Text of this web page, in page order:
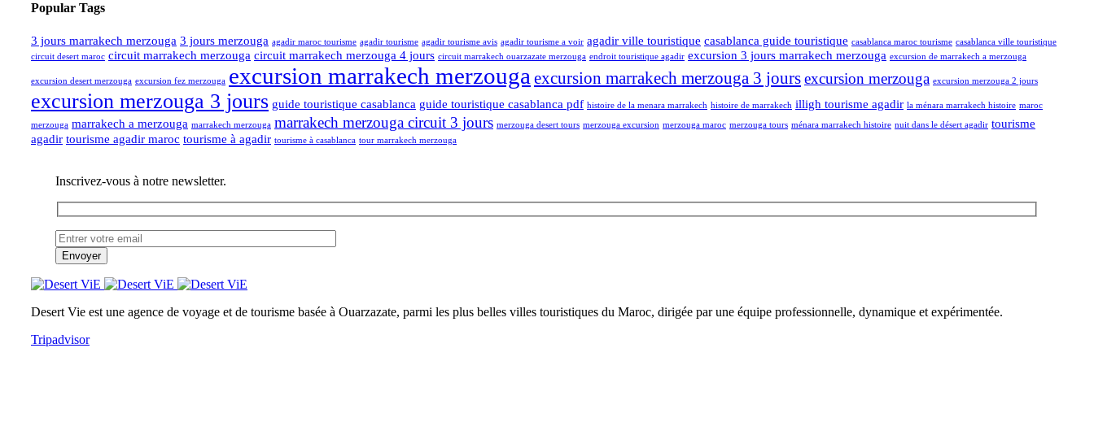
Popular Tags
3 jours marrakech merzouga 3 jours merzouga agadir maroc tourisme agadir tourisme agadir tourisme avis agadir tourisme a voir agadir ville touristique casablanca guide touristique casablanca maroc tourisme casablanca ville touristique
circuit desert maroc circuit marrakech merzouga circuit marrakech merzouga 4 jours circuit marrakech ouarzazate merzouga endroit touristique agadir excursion 3 jours marrakech merzouga excursion de marrakech a merzouga
excursion desert merzouga excursion fez merzouga excursion marrakech merzouga excursion marrakech merzouga 3 joursexcursion merzouga excursion merzouga 2 jours
excursion merzouga 3 jours guide touristique casablanca guide touristique casablanca pdf histoire de la menara marrakech histoire de marrakech illigh tourisme agadir la ménara marrakech histoire maroc
merzouga marrakech a merzouga marrakech merzouga marrakech merzouga circuit 3 jours merzouga desert tours merzouga excursion merzouga maroc merzouga tours ménara marrakech histoire nuit dans le désert agadir tourisme
agadir tourisme agadir maroc tourisme à agadir tourisme à casablanca tour marrakech merzouga
Inscrivez-vous à notre newsletter.
Desert Vie est une agence de voyage et de tourisme basée à Ouarzazate, parmi les plus belles villes touristiques du Maroc, dirigée par une équipe professionnelle, dynamique et expérimentée.
Tripadvisor